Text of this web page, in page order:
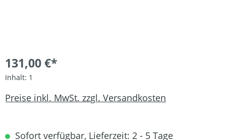
131,00 €*
Inhalt: 1
Preise inkl. MwSt. zzgl. Versandkosten
Sofort verfügbar, Lieferzeit: 2 - 5 Tage